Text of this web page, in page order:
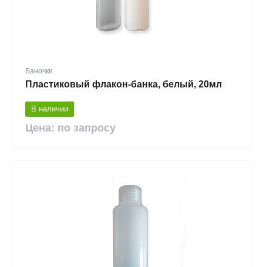
Баночки
Пластиковый флакон-банка, белый, 20мл
В наличии
Цена: по запросу